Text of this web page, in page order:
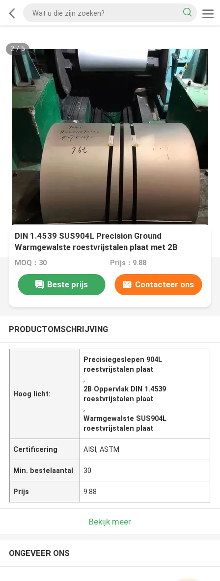
2/5
DIN 1.4539 SUS904L Precision Ground
Warmgewalste roestvrijstalen plaat met 2B
oppervlak
MOQ：30 Prijs：9.88
Beste prijs Contacteer ons
PRODUCTOMSCHRIJVING
Hoog licht:
Precisiegeslepen 904L
roestvrijstalen plaat
,
2B Oppervlak DIN 1.4539
roestvrijstalen plaat
,
Warmgewalste SUS904L
roestvrijstalen plaat
Certificering AISI, ASTM
Min. bestelaantal 30
Prijs 9.88
Bekijk meer
ONGEVEER ONS